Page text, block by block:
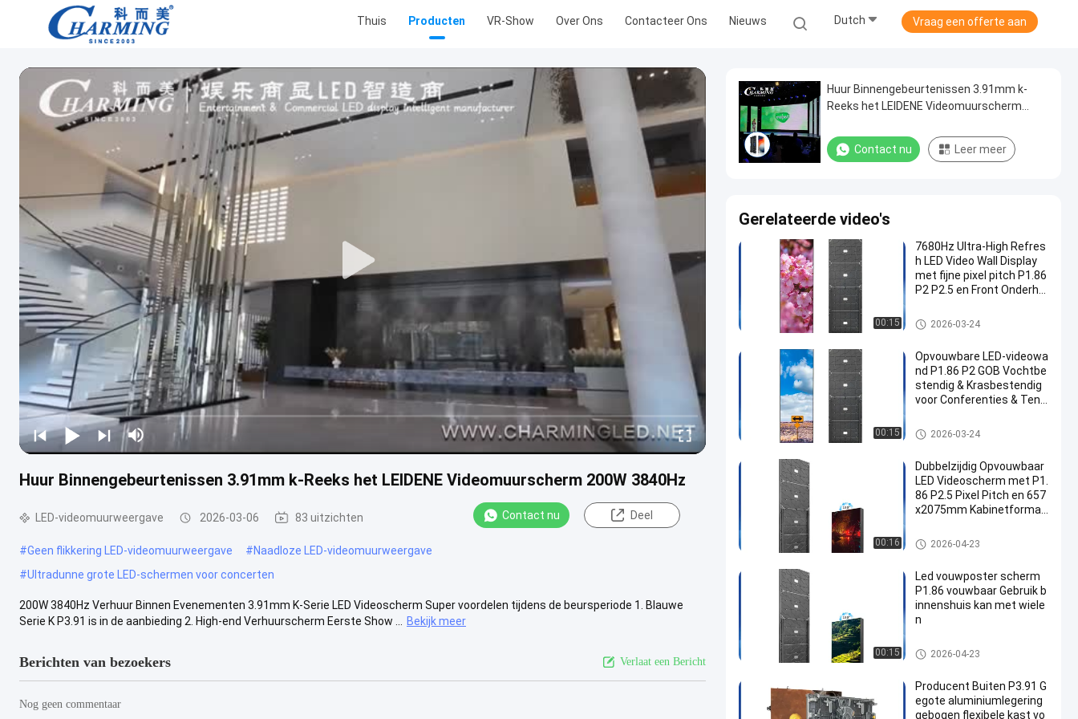
Thuis Producten VR-Show Over Ons Contacteer Ons Nieuws Dutch Vraag een offerte aan
Huur Binnengebeurtenissen 3.91mm k-Reeks het LEIDENE Videomuurscherm 200W 3840Hz
LED-videomuurweergave 2026-03-06 83 uitzichten Contact nu Deel
#Geen flikkering LED-videomuurweergave #Naadloze LED-videomuurweergave
#Ultradunne grote LED-schermen voor concerten
200W 3840Hz Verhuur Binnen Evenementen 3.91mm K-Serie LED Videoscherm Super voordelen tijdens de beursperiode 1. Blauwe
Serie K P3.91 is in de aanbieding 2. High-end Verhuurscherm Eerste Show ...
Bekijk meer
Berichten van bezoekers Verlaat een Bericht
Nog geen commentaar
Huur Binnengebeurtenissen 3.91mm k-
Reeks het LEIDENE Videomuurscherm
Contact nu Leer meer
Gerelateerde video's
00:15
7680Hz Ultra-High Refres
h LED Video Wall Display
met fijne pixel pitch P1.86
P2 P2.5 en Front Onderho
LED-videomuurweergave
2026-03-24
00:15
Opvouwbare LED-videowa
nd P1.86 P2 GOB Vochtbe
stendig & Krasbestendig
voor Conferenties & Tent
LED-videomuurweergave
2026-03-24
00:16
Dubbelzijdig Opvouwbaar
LED Videoscherm met P1.
86 P2.5 Pixel Pitch en 657
x2075mm Kabinetformaa
deling
LED-videomuurweergave
2026-04-23
00:15
Led vouwposter scherm
P1.86 vouwbaar Gebruik b
innenshuis kan met wiele
n
LED-videomuurweergave
2026-04-23
Producent Buiten P3.91 G
egote aluminiumlegering
gebogen flexibele kast vo